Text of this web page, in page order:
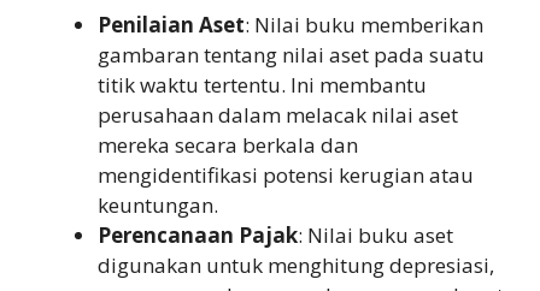
Penilaian Aset: Nilai buku memberikan
gambaran tentang nilai aset pada suatu
titik waktu tertentu. Ini membantu
perusahaan dalam melacak nilai aset
mereka secara berkala dan
mengidentifikasi potensi kerugian atau
keuntungan.
Perencanaan Pajak: Nilai buku aset
digunakan untuk menghitung depresiasi,